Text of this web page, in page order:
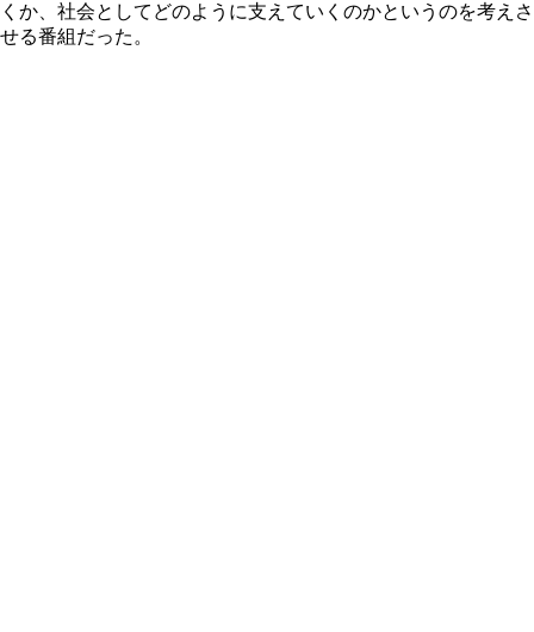
くか、社会としてどのように支えていくのかというのを考えさ
せる番組だった。